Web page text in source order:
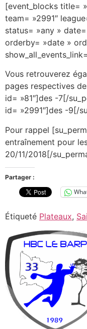
[event_blocks title=
team= »2991″
status= »any »
orderby= »date »
Vous retrouverez
pages respectives
id= »81″]des -7[/
id= »2991″]des -9[/
Pour rappel
entraînement pour
20/11/2018[/
Partager :
Étiqueté Plateaux,